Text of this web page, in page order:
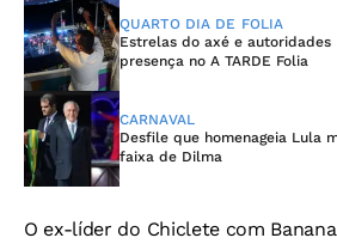
QUARTO DIA DE FOLIA
Estrelas do axé e
presença no A TARDE Folia
CARNAVAL
Desfile que homenageia Lula
faixa de Dilma
O ex-líder do Chiclete com